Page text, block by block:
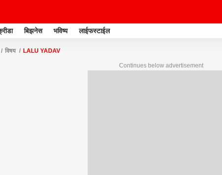
बिझनेस भविष्य लाईफस्टाईल
विषय LALU YADAV
Continues below advertisement